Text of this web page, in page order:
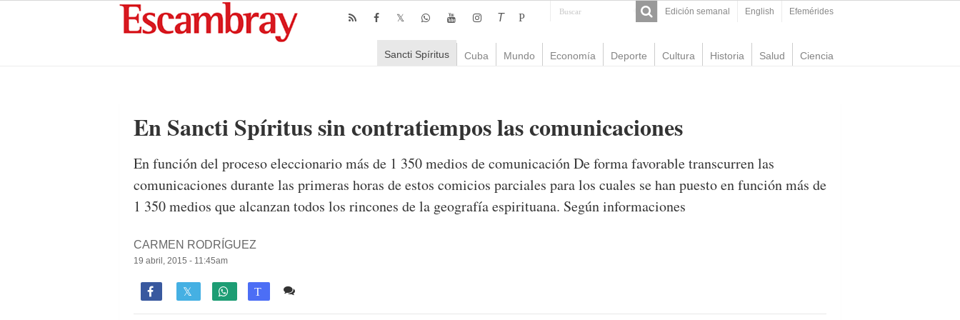
Edición semanal English Efemérides
T P
Sancti Spíritus Cuba Mundo Economía Deporte Cultura Historia Salud Ciencia
En Sancti Spíritus sin contratiempos las comunicaciones
En función del proceso eleccionario más de 1 350 medios de comunicación De forma favorable transcurren las
comunicaciones durante las primeras horas de estos comicios parciales para los cuales se han puesto en función más de
1 350 medios que alcanzan todos los rincones de la geografía espirituana. Según informaciones
CARMEN RODRÍGUEZ
19 abril, 2015 - 11:45am
 T